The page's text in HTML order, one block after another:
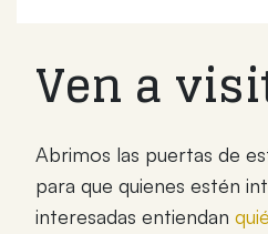
Ven a
Abrimos las puertas de
para que quienes estén
interesadas entiendan